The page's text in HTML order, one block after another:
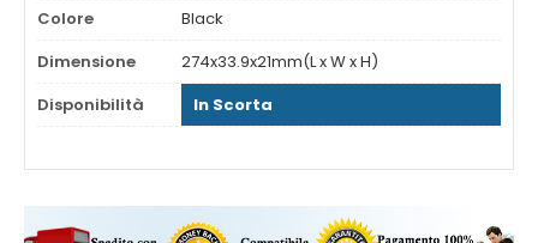
Colore
Black
Dimensione
274x33.9x21mm(L x W x H)
Disponibilità
In Scorta